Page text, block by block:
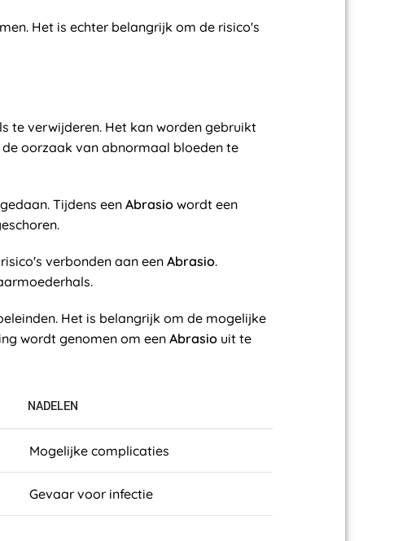
Het is echter belangrijk om de risico's
te verwijderen. Het kan worden gebruikt
oorzaak van abnormaal bloeden te
Tijdens een Abrasio wordt een
verbonden aan eenAbrasio.
Het is belangrijk om de mogelijke
wordt genomen om een Abrasio uit te
NADELEN
Mogelijke complicaties
Gevaar voor infectie